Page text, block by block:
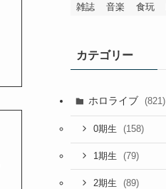
雑誌
音楽 食玩
カテゴリー
ホロライブ (821)
0期生 (158)
1期生 (79)
2期生 (89)